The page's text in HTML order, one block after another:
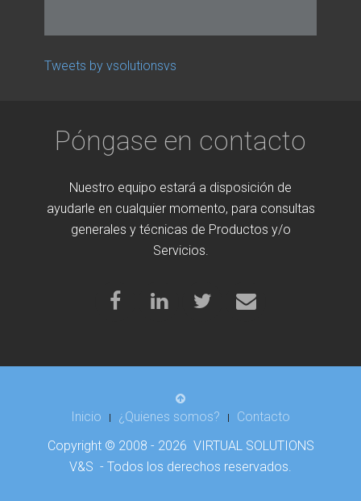
Tweets by vsolutionsvs
Póngase en contacto
Nuestro equipo estará a disposición de
ayudarle en cualquier momento, para consultas
generales y técnicas de Productos y/o
Servicios.
Inicio ¿Quienes somos?
Contacto
Copyright © 2008 - 2026 VIRTUAL SOLUTIONS
V&S - Todos los derechos reservados.